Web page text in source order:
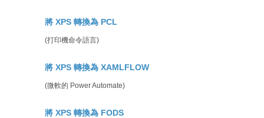
將 XPS 轉換為 PCL
(打印機命令語言)
將 XPS 轉換為 XAMLFLOW
(微軟的 Power Automate)
將 XPS 轉換為 FODS